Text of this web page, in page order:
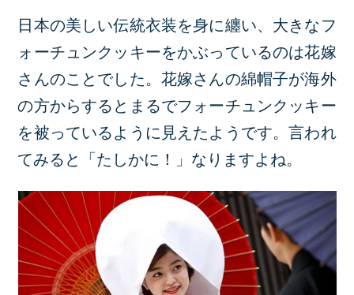
日本の美しい伝統衣装を身に纏い、大きなフ
ォーチュンクッキーをかぶっているのは花嫁
さんのことでした。花嫁さんの綿帽子が海外
の方からするとまるでフォーチュンクッキー
を被っているように見えたようです。言われ
てみると「たしかに！」なりますよね。